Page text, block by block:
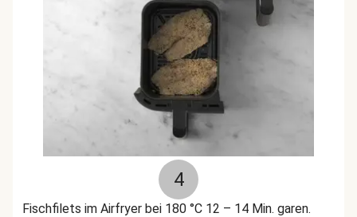
4
Fischfilets im Airfryer bei 180 °C 12 – 14 Min. garen.